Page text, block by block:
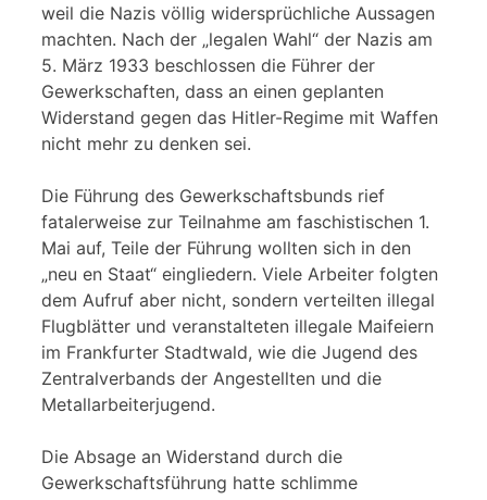
weil die Nazis völlig widersprüchliche Aussagen
machten. Nach der „legalen Wahl“ der Nazis am
5. März 1933 beschlossen die Führer der
Gewerkschaften, dass an einen geplanten
Widerstand gegen das Hitler-Regime mit Waffen
nicht mehr zu denken sei.
Die Führung des Gewerkschaftsbunds rief
fatalerweise zur Teilnahme am faschistischen 1.
Mai auf, Teile der Führung wollten sich in den
„neu en Staat“ eingliedern. Viele Arbeiter folgten
dem Aufruf aber nicht, sondern verteilten illegal
Flugblätter und veranstalteten illegale Maifeiern
im Frankfurter Stadtwald, wie die Jugend des
Zentralverbands der Angestellten und die
Metallarbeiterjugend.
Die Absage an Widerstand durch die
Gewerkschaftsführung hatte schlimme